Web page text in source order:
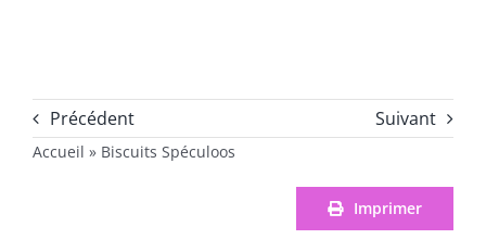
Précédent Suivant
Accueil » Biscuits Spéculoos
Imprimer